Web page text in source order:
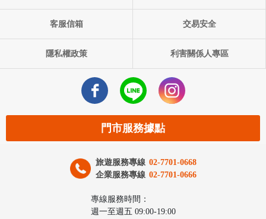
客服信箱 交易安全
隱私權政策 利害關係人專區
門市服務據點
旅遊服務專線 02-7701-0668
企業服務專線 02-7701-0666
專線服務時間：
週一至週五 09:00-19:00